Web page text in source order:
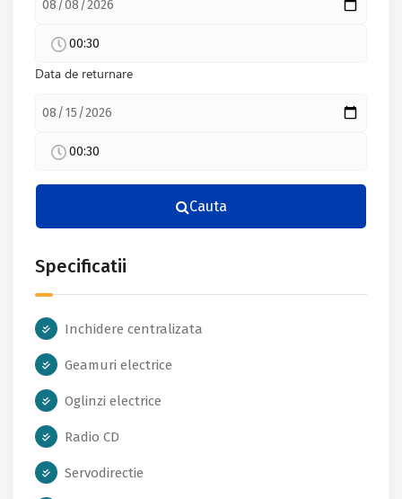
00:30
Data de returnare
00:30
Cauta
Specificatii
Inchidere centralizata
Geamuri electrice
Oglinzi electrice
Radio CD
Servodirectie